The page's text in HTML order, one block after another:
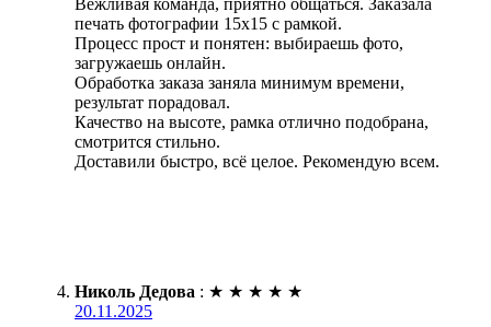
печать фотографии 15х15 с рамкой.
Процесс прост и понятен: выбираешь фото,
загружаешь онлайн.
Обработка заказа заняла минимум времени,
результат порадовал.
Качество на высоте, рамка отлично подобрана,
смотрится стильно.
Доставили быстро, всё целое. Рекомендую всем.
Николь Дедова : ★ ★ ★ ★ ★
20.11.2025